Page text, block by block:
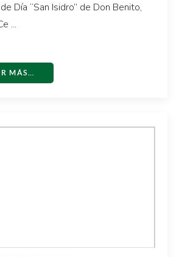
Día “San Isidro” de Don Benito,
...
MÁS…